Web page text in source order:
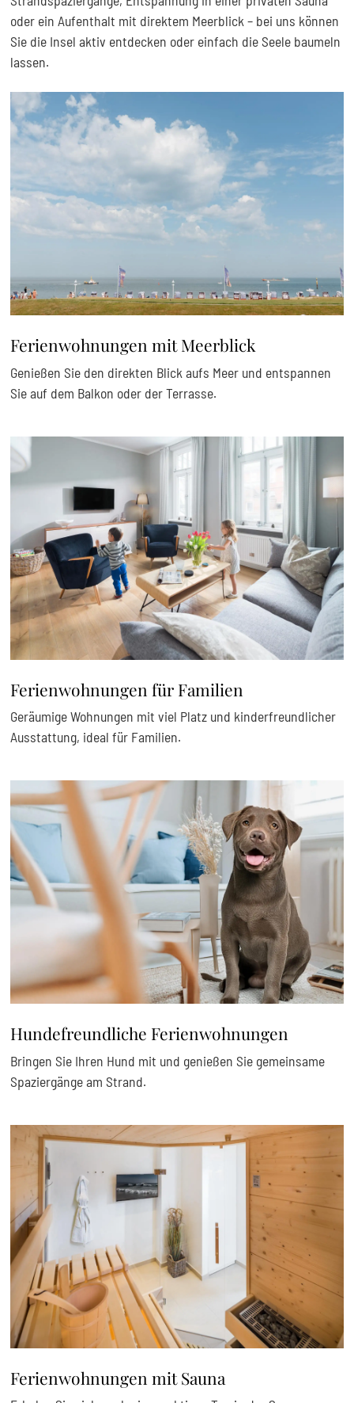
oder ein Aufenthalt mit direktem Meerblick – bei uns können
Sie die Insel aktiv entdecken oder einfach die Seele baumeln
lassen.
Ferienwohnungen mit Meerblick
Genießen Sie den direkten Blick aufs Meer und entspannen
Sie auf dem Balkon oder der Terrasse.
Ferienwohnungen für Familien
Geräumige Wohnungen mit viel Platz und kinderfreundlicher
Ausstattung, ideal für Familien.
Hundefreundliche Ferienwohnungen
Bringen Sie Ihren Hund mit und genießen Sie gemeinsame
Spaziergänge am Strand.
Ferienwohnungen mit Sauna